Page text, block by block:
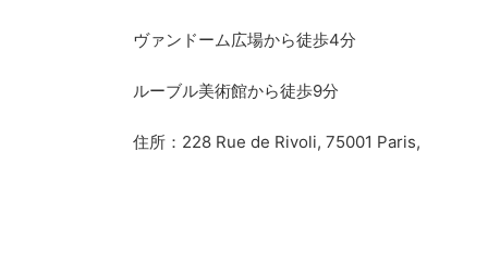
ヴァンドーム広場から徒歩4分
ルーブル美術館から徒歩9分
住所：228 Rue de Rivoli, 75001 Paris,